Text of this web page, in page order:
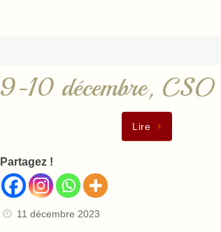
9-10 décembre,
Lire
Partagez !
11 décembre 2023